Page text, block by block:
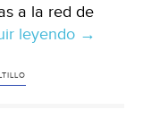
a la red de
leyendo Cada
→